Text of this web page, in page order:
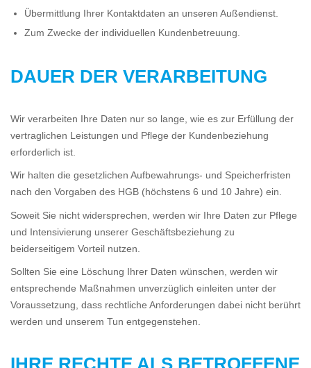
Übermittlung Ihrer Kontaktdaten an unseren Außendienst.
Zum Zwecke der individuellen Kundenbetreuung.
DAUER DER VERARBEITUNG
Wir verarbeiten Ihre Daten nur so lange, wie es zur Erfüllung der
vertraglichen Leistungen und Pflege der Kundenbeziehung
erforderlich ist.
Wir halten die gesetzlichen Aufbewahrungs- und Speicherfristen
nach den Vorgaben des HGB (höchstens 6 und 10 Jahre) ein.
Soweit Sie nicht widersprechen, werden wir Ihre Daten zur Pflege
und Intensivierung unserer Geschäftsbeziehung zu
beiderseitigem Vorteil nutzen.
Sollten Sie eine Löschung Ihrer Daten wünschen, werden wir
entsprechende Maßnahmen unverzüglich einleiten unter der
Voraussetzung, dass rechtliche Anforderungen dabei nicht berührt
werden und unserem Tun entgegenstehen.
IHRE RECHTE ALS BETROFFENE